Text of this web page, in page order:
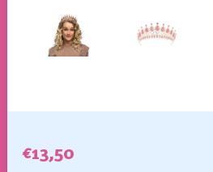
€13,50